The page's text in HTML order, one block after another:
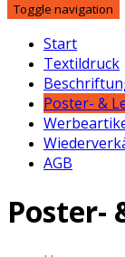
Toggle navigation
Start
Textildruck
Poster- &
AGB
Poster-